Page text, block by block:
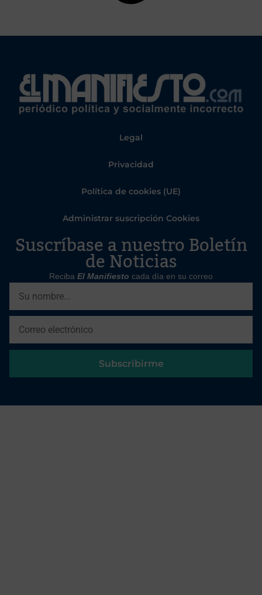
Legal
Privacidad
Política de cookies (UE)
Administrar suscripción Cookies
Suscríbase a nuestro Boletín
de Noticias
Reciba El Manifiesto cada día en su correo
Subscribirme